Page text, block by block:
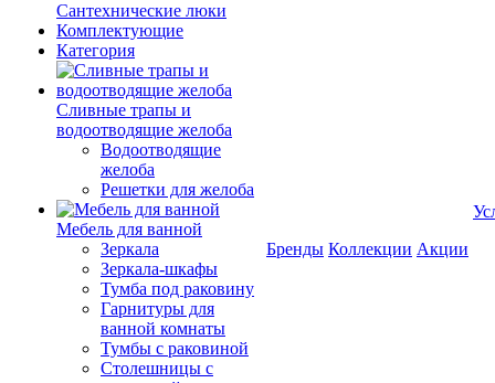
Сантехнические люки
Комплектующие
Категория
Cливные трапы и
водоотводящие желоба
Водоотводящие
желоба
Решетки для желоба
Мебель для ванной
Зеркала
Зеркала-шкафы
Тумба под раковину
Гарнитуры для
ванной комнаты
Тумбы с раковиной
Столешницы с
Бренды Коллекции Акции